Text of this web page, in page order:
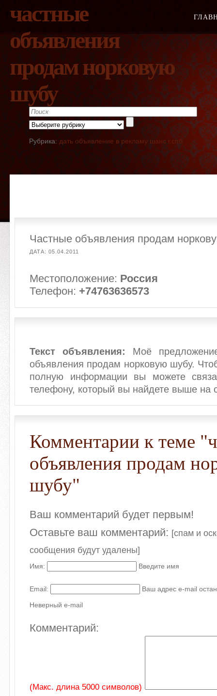
частные
объявления
продам норковую
шубу
Рубрика: дать объявление в рекламу шанс г.спб
Частные объявления продам
ДАТА: 05.04.2011
Местоположение: Россия
Телефон: +74763636573
Текст объявления: Моё
объявления продам норковую шубу.
полную информации вы можете
телефону, который вы найдете выше на
Комментарии к теме
объявления продам
шубу"
Ваш комментарий будет первым!
Оставьте ваш комментарий: [спам и
сообщения будут удалены]
Имя: Введите имя
Email: Ваш адрес e-mail
Неверный e-mail
Комментарий:
(Макс. длина 5000 символов)